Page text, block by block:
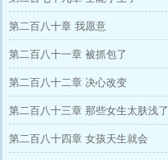
第二百八十章 我愿意
第二百八十一章 被抓包了
第二百八十二章 决心改变
第二百八十三章 那些女生太肤浅了
第二百八十四章 女孩天生就会